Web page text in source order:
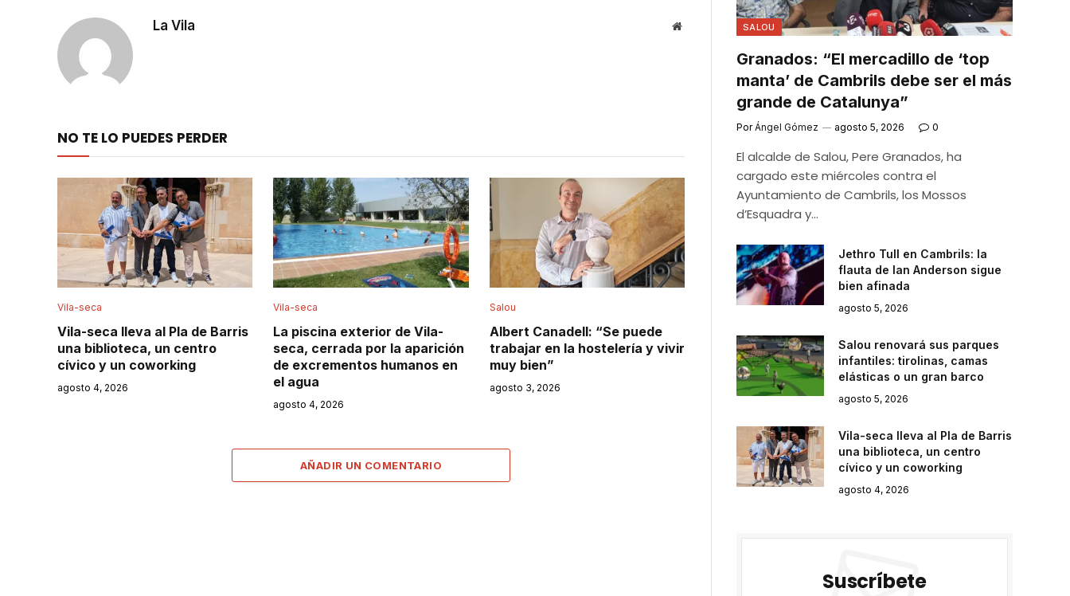
La Vila Website
NO TE LO PUEDES PERDER
Vila-seca
Vila-seca lleva al Pla de Barris
una biblioteca, un centro
cívico y un coworking
agosto 4, 2026
Vila-seca
La piscina exterior de Vila-
seca, cerrada por la aparición
de excrementos humanos en
el agua
agosto 4, 2026
Salou
Albert Canadell: “Se puede
trabajar en la hostelería y vivir
muy bien”
agosto 3, 2026
AÑADIR UN COMENTARIO
SALOU
Granados: “El mercadillo de ‘top
manta’ de Cambrils debe ser el más
grande de Catalunya”
Por Ángel Gómez agosto 5, 2026 0
El alcalde de Salou, Pere Granados, ha
cargado este miércoles contra el
Ayuntamiento de Cambrils, los Mossos
d’Esquadra y…
Jethro Tull en Cambrils: la
flauta de Ian Anderson sigue
bien afinada
agosto 5, 2026
Salou renovará sus parques
infantiles: tirolinas, camas
elásticas o un gran barco
agosto 5, 2026
Vila-seca lleva al Pla de Barris
una biblioteca, un centro
cívico y un coworking
agosto 4, 2026
Suscríbete